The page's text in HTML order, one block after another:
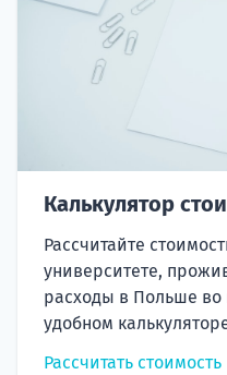
Калькулятор
Рассчитайте
университете,
расходы в Польше во
удобном
Рассчитать стоимость